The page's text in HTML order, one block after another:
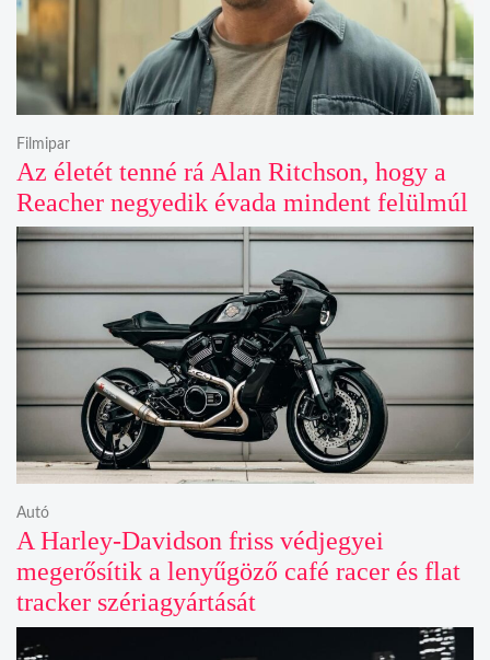
Az életét tenné rá Alan Ritchson, hogy a
Reacher negyedik évada mindent felülmúl
Filmipar
A Harley-Davidson friss védjegyei
megerősítik a lenyűgöző café racer és flat
tracker szériagyártását
Autó